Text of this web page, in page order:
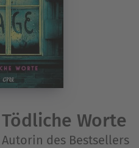
Worte
des Bestsellers